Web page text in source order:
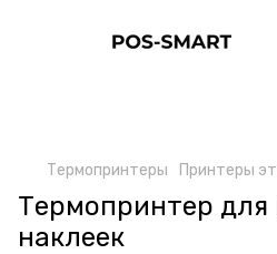
Термопринтеры Принтеры
Термопринтер для
наклеек